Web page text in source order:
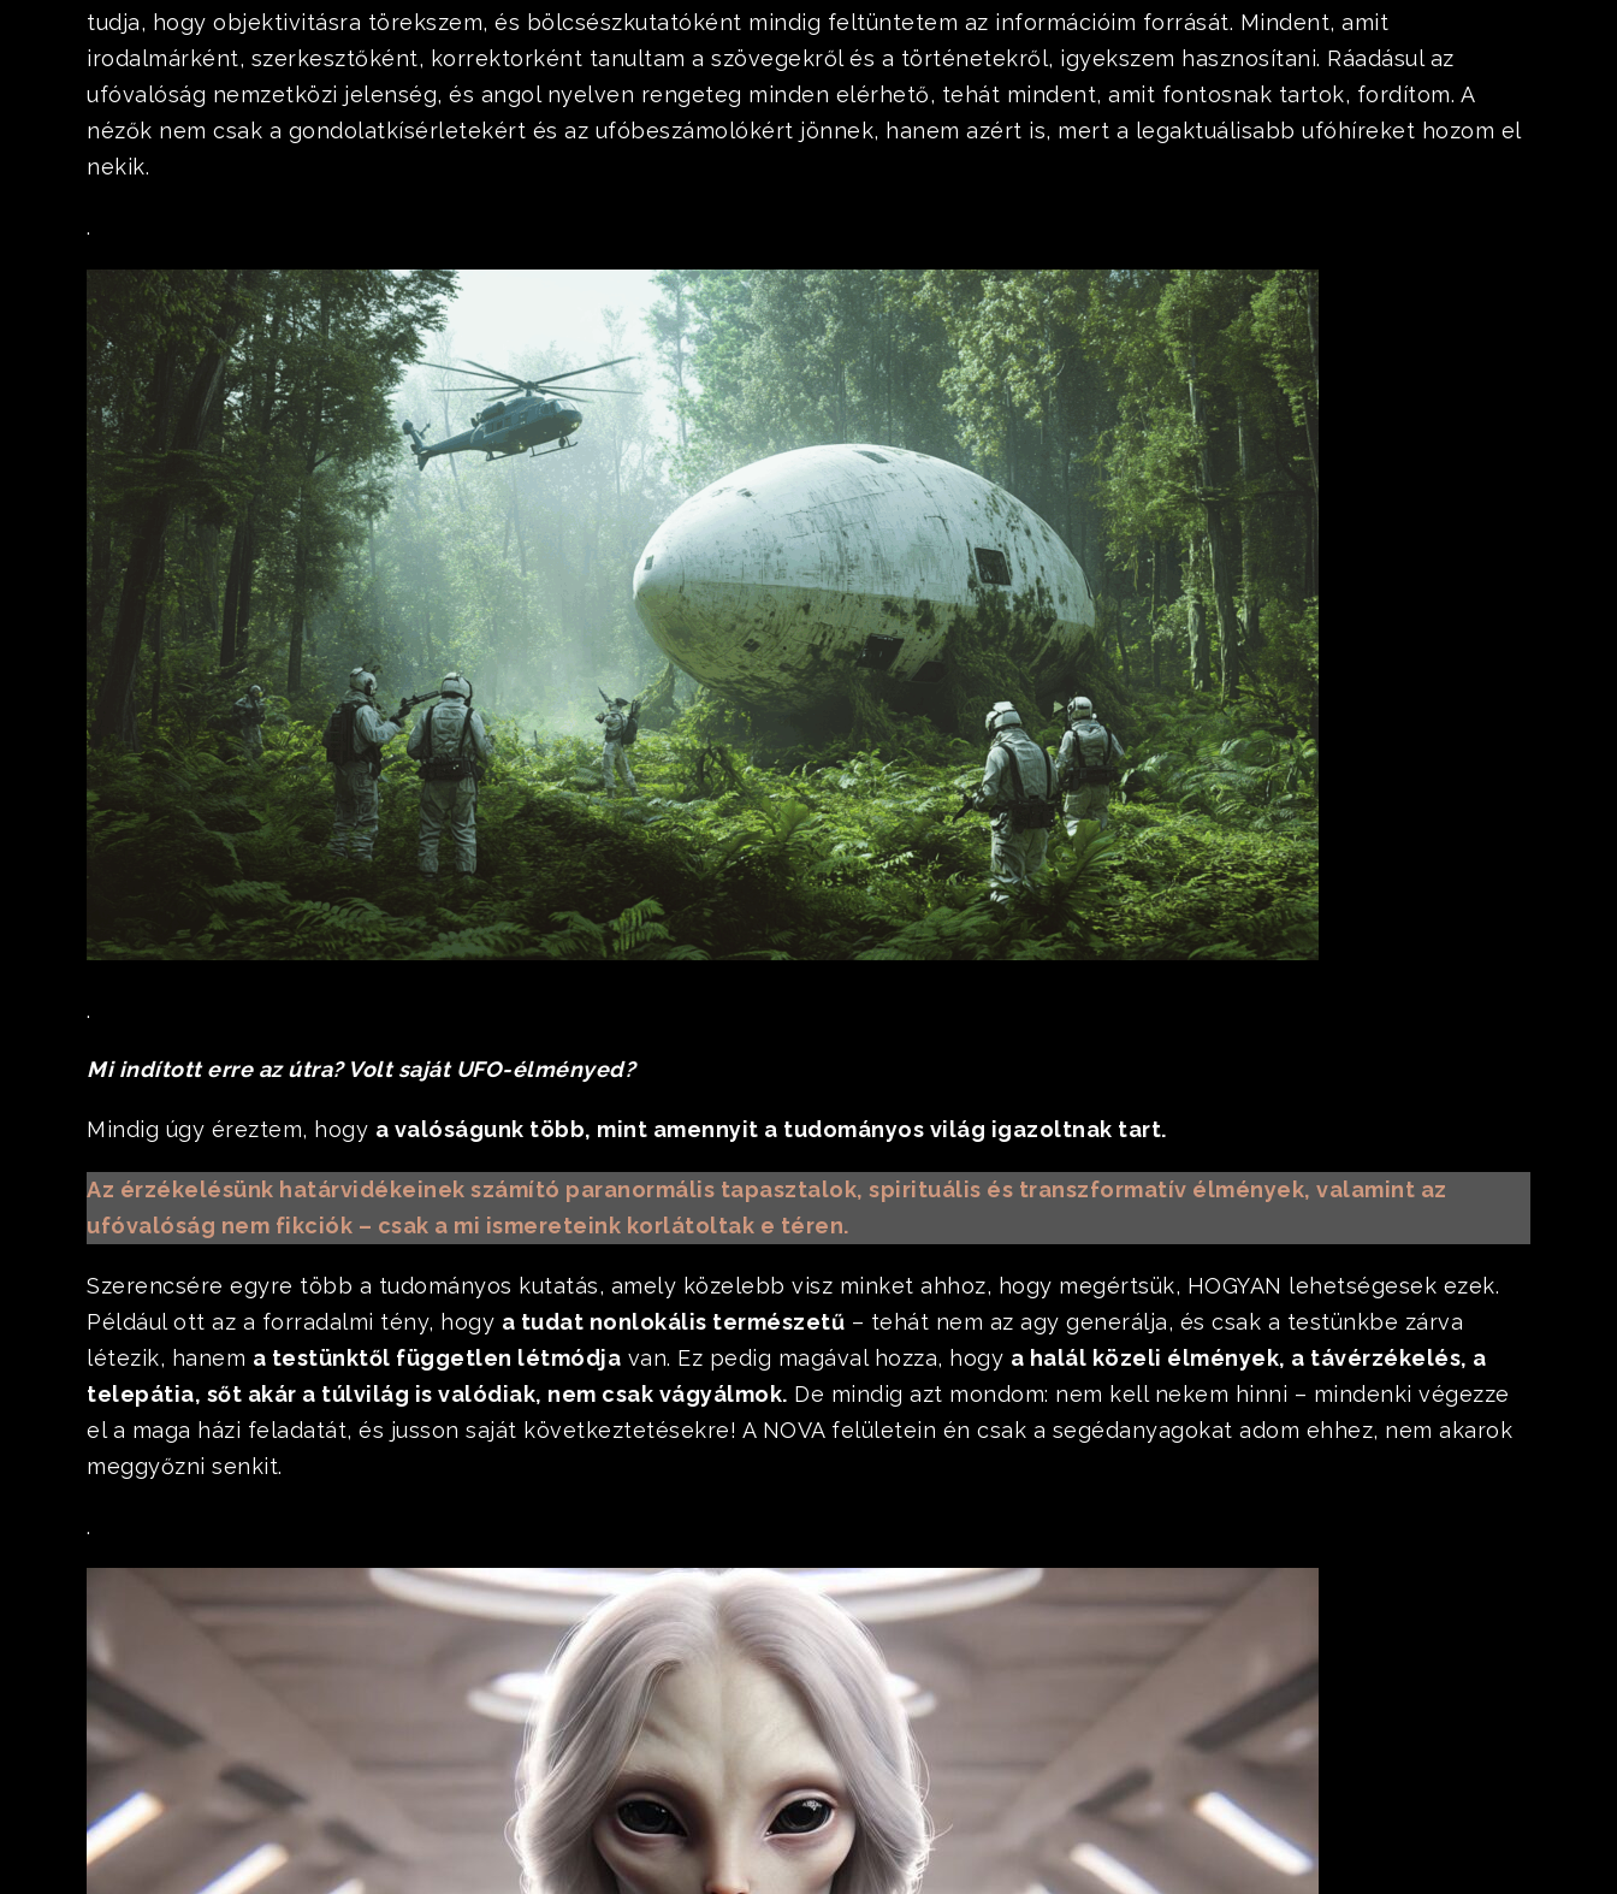
tudja, hogy objektivitásra törekszem, és bölcsészkutatóként mindig feltüntetem az információim forrását. Mindent, amit
irodalmárként, szerkesztőként, korrektorként tanultam a szövegekről és a történetekről, igyekszem hasznosítani. Ráadásul az
ufóvalóság nemzetközi jelenség, és angol nyelven rengeteg minden elérhető, tehát mindent, amit fontosnak tartok, fordítom. A
nézők nem csak a gondolatkísérletekért és az ufóbeszámolókért jönnek, hanem azért is, mert a legaktuálisabb ufóhíreket hozom el
nekik.
.
.
Mi indított erre az útra? Volt saját UFO-élményed?
Mindig úgy éreztem, hogy a valóságunk több, mint amennyit a tudományos világ igazoltnak tart.
Az érzékelésünk határvidékeinek számító paranormális tapasztalok, spirituális és transzformatív élmények, valamint az
ufóvalóság nem fikciók – csak a mi ismereteink korlátoltak e téren.
Szerencsére egyre több a tudományos kutatás, amely közelebb visz minket ahhoz, hogy megértsük, HOGYAN lehetségesek ezek.
Például ott az a forradalmi tény, hogy a tudat nonlokális természetű – tehát nem az agy generálja, és csak a testünkbe zárva
létezik, hanem a testünktől független létmódja van. Ez pedig magával hozza, hogy a halál közeli élmények, a távérzékelés, a
telepátia, sőt akár a túlvilág is valódiak, nem csak vágyálmok. De mindig azt mondom: nem kell nekem hinni – mindenki végezze
el a maga házi feladatát, és jusson saját következtetésekre! A NOVA felületein én csak a segédanyagokat adom ehhez, nem akarok
meggyőzni senkit.
.